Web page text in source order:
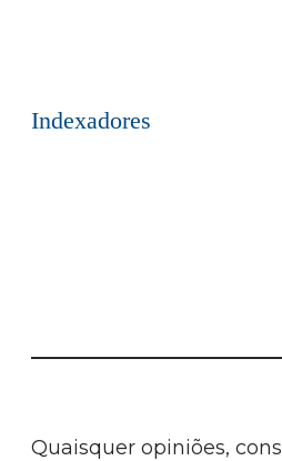
Indexadores
Quaisquer opiniões,